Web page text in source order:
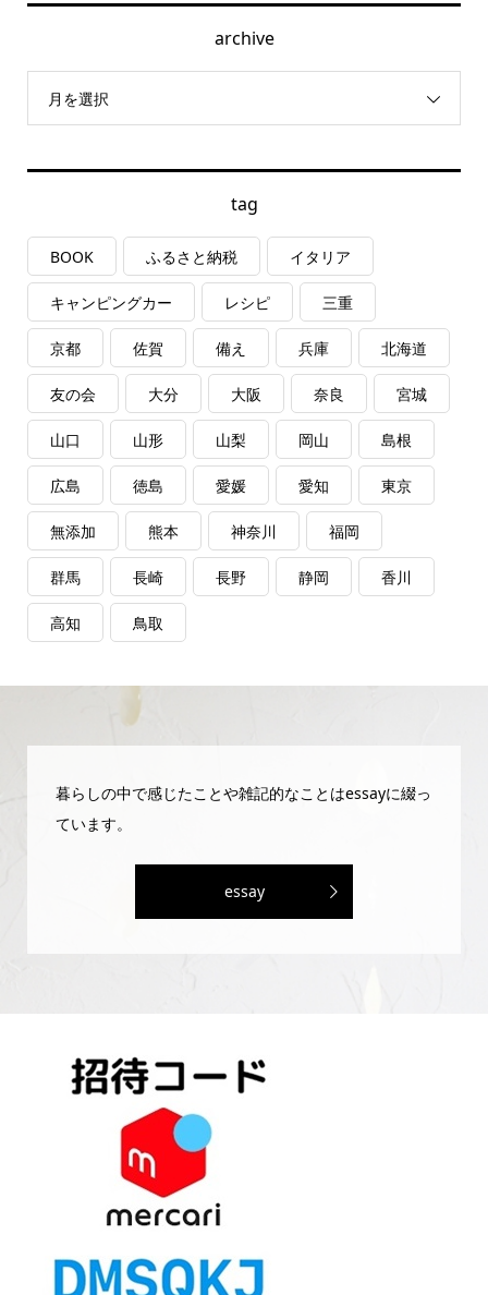
archive
月を選択
tag
BOOK ふるさと納税 イタリア
キャンピングカー レシピ 三重
京都 佐賀 備え 兵庫 北海道
友の会 大分 大阪 奈良 宮城
山口 山形 山梨 岡山 島根
広島 徳島 愛媛 愛知 東京
無添加 熊本 神奈川 福岡
群馬 長崎 長野 静岡 香川
高知 鳥取
暮らしの中で感じたことや雑記的なことはessayに綴っ
ています。
essay